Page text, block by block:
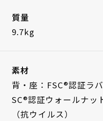
質量
9.7kg
素材
背・座：FSC®認証ラ
SC®認証ウォールナッ
（抗ウイルス）